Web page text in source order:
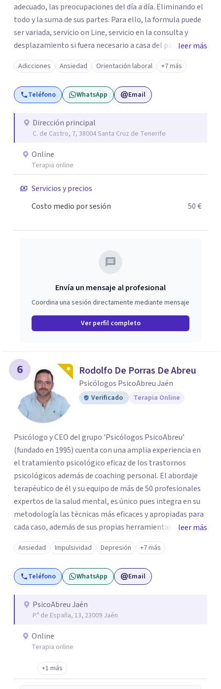
adecuado, las preocupaciones del día a día. Eliminando el
todo y la suma de sus partes. Para ello, la formula puede
ser variada, servicio on Line, servicio en la consulta y
desplazamiento si fuera necesario a casa del paciente.
Todos los caminos para una sola solucionar, erradicar en
el menor tiempo posible el estado de sufrimiento que
puedas estar padeciendo en este momento. Solo debes
decidir y actuar para cambiar el ritmo de tu vida. Ese es el
lo primero es dar el primer paso. El centro juvenal es
personal, íntimo, cercano. Las herramientas que trabajo
JUVENAL es especial porque se trata de que el paciente se
sienta cómodo y que la terapia te haga crecer como
persona, a parte de solucionar su problemática. Se puede
También se puede realizar el pago por medio de
leer más
Adicciones Ansiedad Orientación laboral +7 más
Teléfono WhatsApp Email
Dirección principal
C. de Castro, 7, 38004 Santa Cruz de Tenerife
Online
Terapia online
Servicios y precios
Costo medio por sesión
50 €
Envía un mensaje al profesional
Coordina una sesión directamente mediante mensaje
Ver perfil completo
6 Rodolfo De Porras De Abreu
Psicólogos PsicoAbreu Jaén
Verificado Terapia Online
Psicólogo y CEO del grupo 'Psicólogos PsicoAbreu’
(fundado en 1995) cuenta con una amplia experiencia en
el tratamiento psicológico eficaz de los trastornos
psicológicos además de coaching personal. El abordaje
terapéutico de él y su equipo de más de 50 profesionales
expertos de la salud mental, es único pues integra en su
metodología las técnicas más eficaces y apropiadas para
cada caso, además de sus propias herramientas y técnicas
psicológicas que le hacen un equipo de profesionales
único en su campo. Rodolfo de Porras hace énfasis en la
importancia de trabajar no solo el síntoma que trae a la
persona a consulta sino tratar la raíz del problema para
repetirse en el futuro.
leer más
Ansiedad Impulsividad Depresión +7 más
Teléfono WhatsApp Email
PsicoAbreu Jaén
P.º de España, 13, 23009 Jaén
Online
Terapia online
+1 más